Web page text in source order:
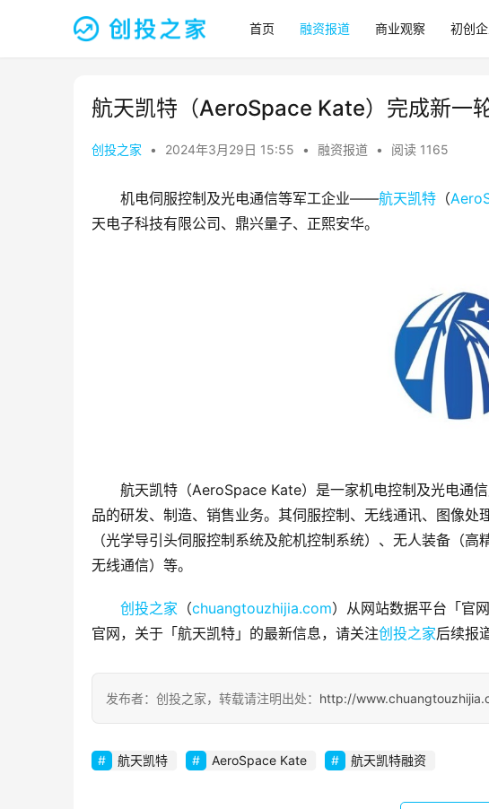
首页 融资报道 商业观察 初创
航天凯特（AeroSpace Kate）完成新一
创投之家 • 2024年3月29日 15:55 • 融资报道 • 阅读 1165
机电伺服控制及光电通信等军工企业——航天凯特 （
天电子科技有限公司、鼎兴量子、正熙安华。
航天凯特（AeroSpace Kate）是一家机电控制及光电通
品的研发、制造、销售业务。其伺服控制、无线通讯、图像
（光学导引头伺服控制系统及舵机控制系统）、无人装备（
无线通信）等。
创投之家 （chuangtouzhijia.com）从网站数据平台「官
官网，关于「航天凯特」的最新信息，请关注创投之家后续报
发布者：创投之家，转载请注明出处： http://
航天凯特 AeroSpace Kate 航天凯特融资